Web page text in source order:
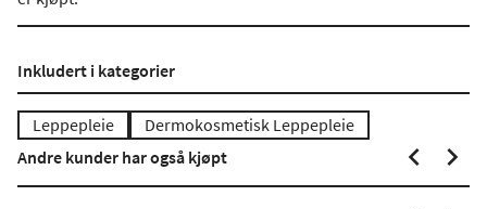
Inkludert i kategorier
Leppepleie
Dermokosmetisk Leppepleie
Andre kunder har også kjøpt